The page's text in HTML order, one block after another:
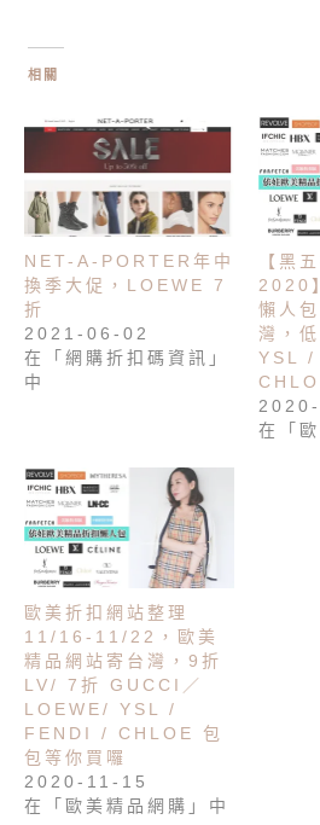
相關
NET-A-PORTER年中
換季大促，LOEWE 7
折
2021-06-02
在「網購折扣碼資訊」
中
【黑
2020
懶人
灣，
YSL
在「
歐美折扣網站整理
11/16-11/22，歐美
精品網站寄台灣，9折
LV/ 7折 GUCCI／
LOEWE/ YSL /
FENDI / CHLOE 包
包等你買囉
2020-11-15
在「歐美精品網購」中